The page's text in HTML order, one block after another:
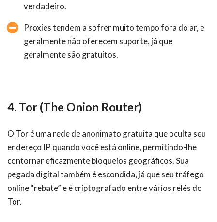
verdadeiro.
Proxies tendem a sofrer muito tempo fora do ar, e
geralmente não oferecem suporte, já que
geralmente são gratuitos.
4. Tor (The Onion Router)
O Tor é uma rede de anonimato gratuita que oculta seu
endereço IP quando você está online, permitindo-lhe
contornar eficazmente bloqueios geográficos. Sua
pegada digital também é escondida, já que seu tráfego
online “rebate” e é criptografado entre vários relés do
Tor.